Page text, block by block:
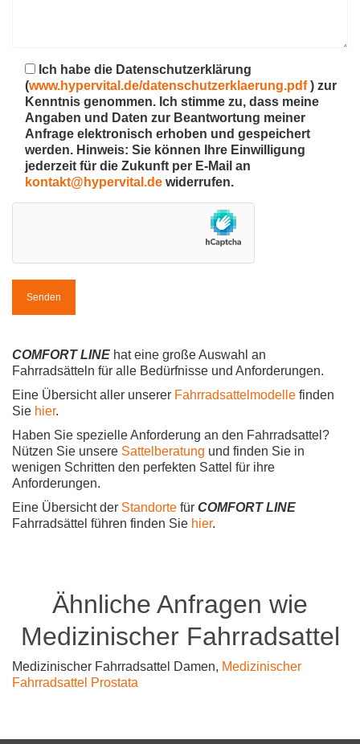
Ich habe die Datenschutzerklärung
(www.hypervital.de/datenschutzerklaerung.pdf) zur
Kenntnis genommen. Ich stimme zu, dass meine
Angaben und Daten zur Beantwortung meiner
Anfrage elektronisch erhoben und gespeichert
werden. Hinweis: Sie können Ihre Einwilligung
jederzeit für die Zukunft per E-Mail an
kontakt@hypervital.de widerrufen.
COMFORT LINE hat eine große Auswahl an
Fahrradsätteln für alle Bedürfnisse und Anforderungen.
Eine Übersicht aller unserer Fahrradsattelmodelle finden
Sie hier.
Haben Sie spezielle Anforderung an den Fahrradsattel?
Nützen Sie unsere Sattelberatung und finden Sie in
wenigen Schritten den perfekten Sattel für ihre
Anforderungen.
Eine Übersicht der Standorte für COMFORT LINE
Fahrradsättel führen finden Sie hier.
Ähnliche Anfragen wie
Medizinischer Fahrradsattel
Medizinischer Fahrradsattel Damen, Medizinischer
Fahrradsattel Prostata